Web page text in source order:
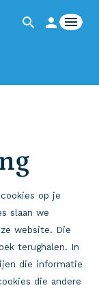
op je
slaan we
website. Die
terughalen. In
die informatie
die andere